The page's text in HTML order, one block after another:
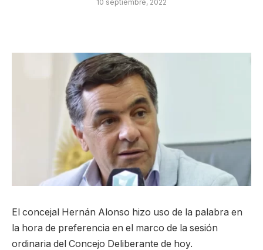
10 septiembre, 2022
El concejal Hernán Alonso hizo uso de la palabra en
la hora de preferencia en el marco de la sesión
ordinaria del Concejo Deliberante de hoy.